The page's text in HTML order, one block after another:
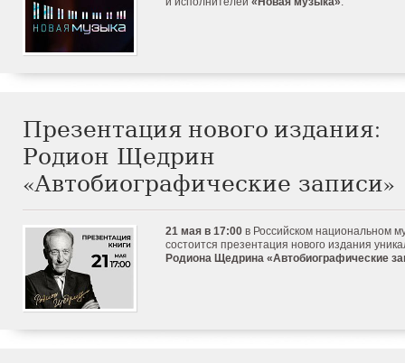
Презентация нового издания:
Родион Щедрин
«Автобиографические записи»
21 мая в 17:00 в Российском национальном
состоится презентация нового издания
Родиона Щедрина «Автобиографические